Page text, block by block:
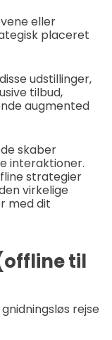
eller
placeret
udstillinger,
tilbud,
augmented
skaber
interaktioner.
strategier
virkelige
med dit
til
rejse